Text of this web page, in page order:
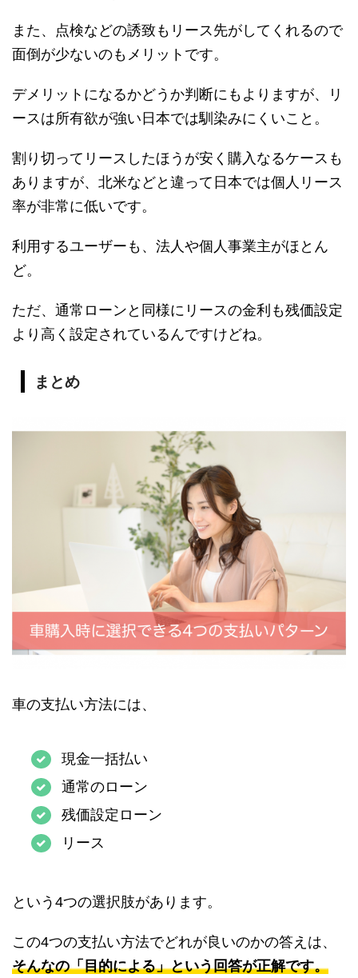
また、点検などの誘致もリース先がしてくれるので
面倒が少ないのもメリットです。
デメリットになるかどうか判断にもよりますが、リ
ースは所有欲が強い日本では馴染みにくいこと。
割り切ってリースしたほうが安く購入なるケースも
ありますが、北米などと違って日本では個人リース
率が非常に低いです。
利用するユーザーも、法人や個人事業主がほとん
ど。
ただ、通常ローンと同様にリースの金利も残価設定
より高く設定されているんですけどね。
まとめ
車の支払い方法には、
現金一括払い
通常のローン
残価設定ローン
リース
という4つの選択肢があります。
この4つの支払い方法でどれが良いのかの答えは、
そんなの「目的による」という回答が正解です。